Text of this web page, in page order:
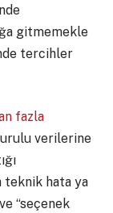
gitmemekle
tercihler
fazla
verilerine
teknik hata ya
“seçenek